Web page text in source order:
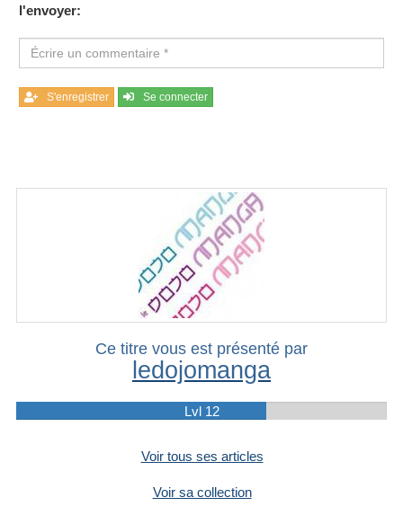
l'envoyer:
S'enregistrer Se connecter
Ce titre vous est présenté par
ledojomanga
Lvl 12
Voir tous ses articles
Voir sa collection